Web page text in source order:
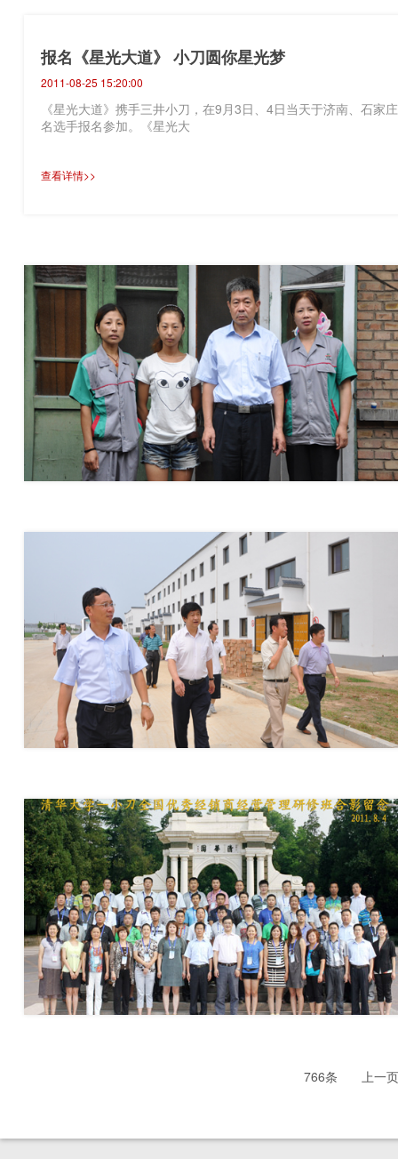
报名《星光大道》 小刀圆你星光梦
2011-08-25 15:20:00
《星光大道》携手三井小刀，在9月3日、4日当天于济南、石
名选手报名参加。《星光大
查看详情>>
766条 上一